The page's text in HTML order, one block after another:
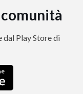
dal Play Store di